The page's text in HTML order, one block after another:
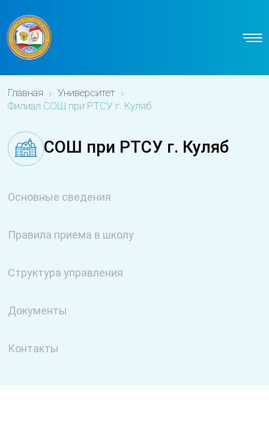
Главная
Университет
Филиал СОШ при РТСУ г. Куляб
СОШ при РТСУ г. Куляб
Основные сведения
Правила приема в школу
Структура управления
Документы
Контакты